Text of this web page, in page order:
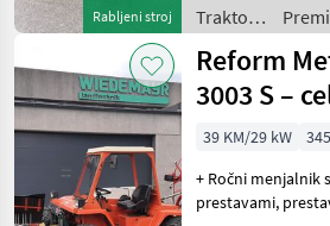
Rabljeni stroj
prestavo ✅ Pnevmatike
440/50R
Traktor /
Aebi
Reform
3003 S –
paket
39 KM/29 kW
+ Ročni menjalnik
prestavami, prestavljanje S-